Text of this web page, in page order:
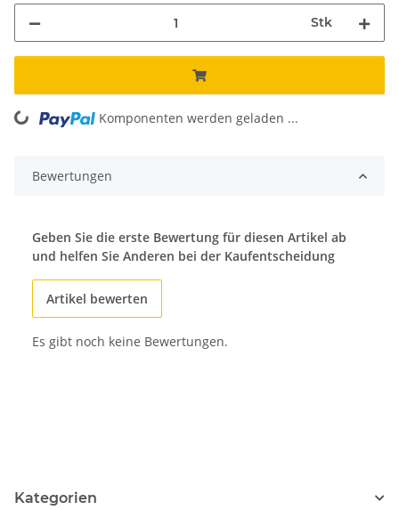
Stk
Loading... Komponenten werden geladen ...
Bewertungen
Geben Sie die erste Bewertung für diesen Artikel ab
und helfen Sie Anderen bei der Kaufentscheidung
Artikel bewerten
Es gibt noch keine Bewertungen.
Kategorien